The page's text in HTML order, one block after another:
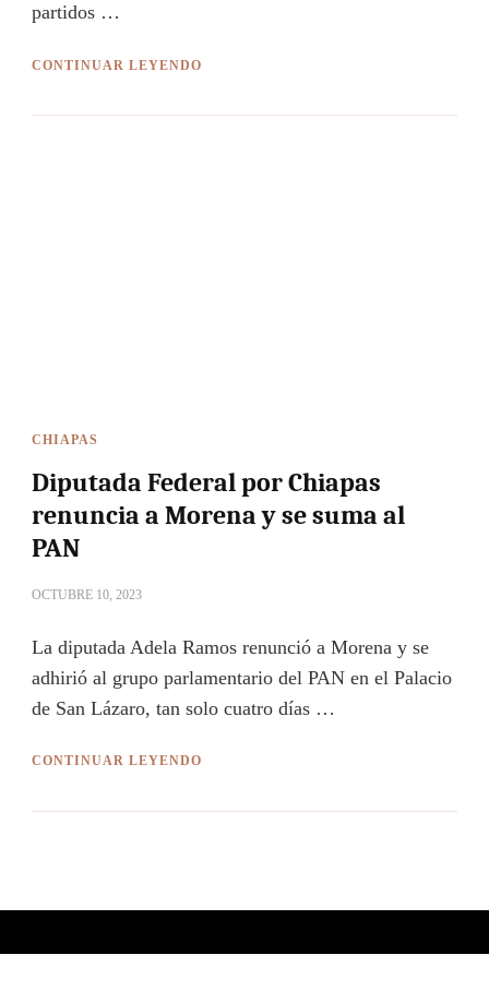
partidos …
CONTINUAR LEYENDO
CHIAPAS
Diputada Federal por Chiapas
renuncia a Morena y se suma al
PAN
OCTUBRE 10, 2023
La diputada Adela Ramos renunció a Morena y se
adhirió al grupo parlamentario del PAN en el Palacio
de San Lázaro, tan solo cuatro días …
CONTINUAR LEYENDO